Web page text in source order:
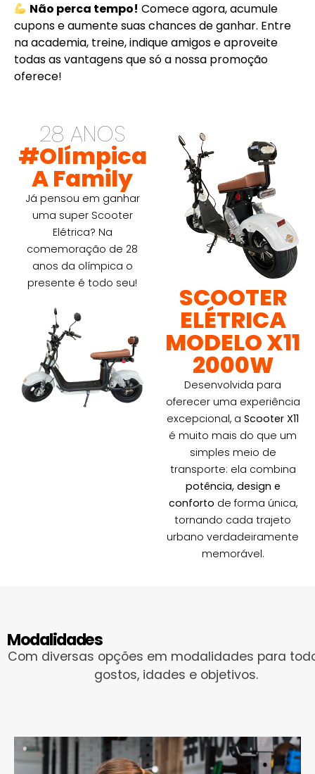
Não perca tempo! Comece agora, acumule
cupons e aumente suas chances de ganhar. Entre
na academia, treine, indique amigos e aproveite
todas as vantagens que só a nossa promoção
oferece!
28 ANOS
#Olímpica
A Family
Já pensou em ganhar
uma super Scooter
Elétrica? Na
comemoração de 28
anos da olímpica o
presente é todo seu!
SCOOTER
ELÉTRICA
MODELO X11
2000W
Desenvolvida para
oferecer uma experiência
excepcional, a Scooter X11
é muito mais do que um
simples meio de
transporte: ela combina
potência, design e
conforto de forma única,
tornando cada trajeto
urbano verdadeiramente
memorável.
Modalidades
Com diversas opções em modalidades para
gostos, idades e objetivos.